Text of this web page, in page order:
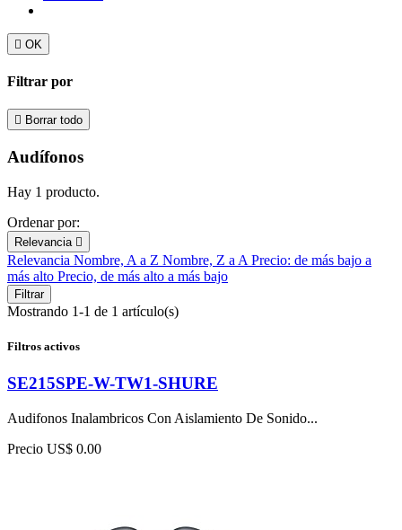
 OK
Filtrar por
 Borrar todo
Audífonos
Hay 1 producto.
Ordenar por:
Relevancia 
Relevancia Nombre, A a Z Nombre, Z a A Precio: de más bajo a
más alto Precio, de más alto a más bajo
Filtrar
Mostrando 1-1 de 1 artículo(s)
Filtros activos
SE215SPE-W-TW1-SHURE
Audifonos Inalambricos Con Aislamiento De Sonido...
Precio US$ 0.00